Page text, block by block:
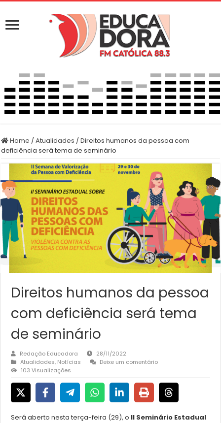
Home /Atualidades /Direitos humanos da pessoa com
deficiência será tema de seminário
Direitos humanos da pessoa
com deficiência será tema
de seminário
Redação Educadora
28/11/2022
Atualidades, Notícias
Deixe um comentário
103 Visualizações
Será aberto nesta terça-feira (29), o II Seminário Estadual